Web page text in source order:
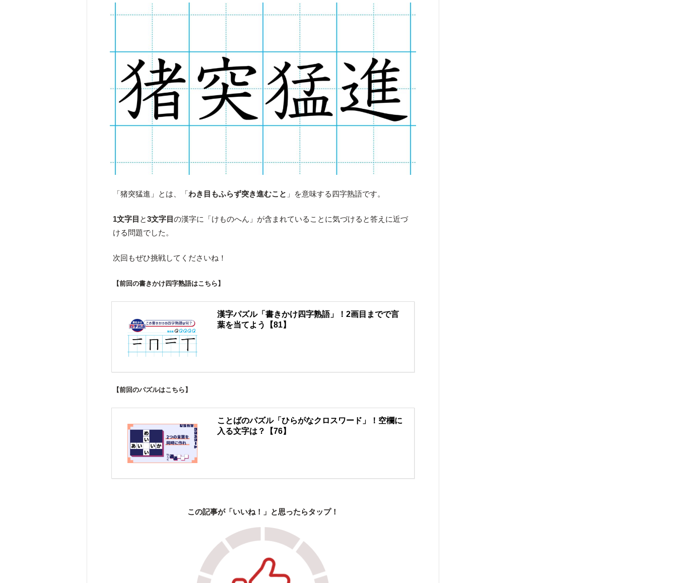
「猪突猛進」とは、「わき目もふらず突き進むこと 」を意味する四字熟語です。
1文字目 と3文字目の漢字に「けものへん」が含まれていることに気づけると答えに近づ
ける問題でした。
次回もぜひ挑戦してくださいね！
【前回の書きかけ四字熟語はこちら】
漢字パズル「書きかけ四字熟語」！2画目までで言
葉を当てよう【81】
【前回のパズルはこちら】
ことばのパズル「ひらがなクロスワード」！空欄に
入る文字は？【76】
この記事が「いいね！」と思ったらタップ！